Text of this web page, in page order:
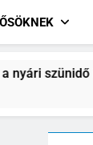
idejére